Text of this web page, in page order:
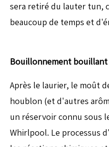
sera retiré du lauter tun,
beaucoup de temps et
Bouillonnement
Après le laurier, le moût
houblon (et d'autres
un réservoir connu sous
Whirlpool. Le processus